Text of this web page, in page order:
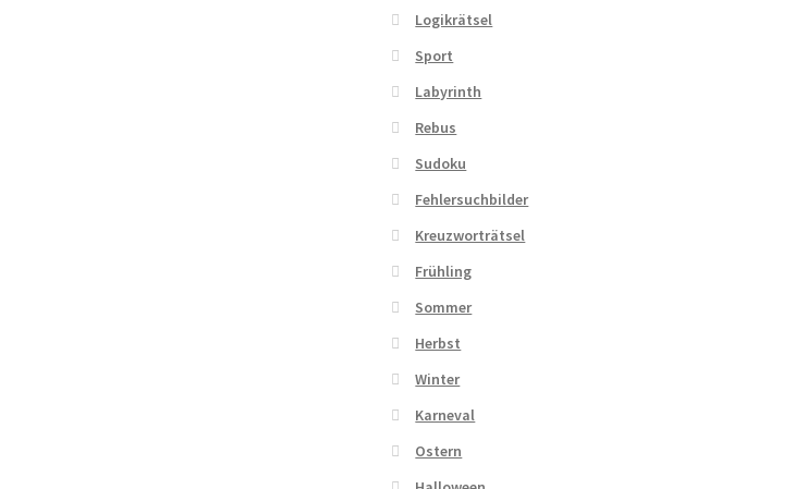
Logikrätsel
Sport
Labyrinth
Rebus
Sudoku
Fehlersuchbilder
Kreuzworträtsel
Frühling
Sommer
Herbst
Winter
Karneval
Ostern